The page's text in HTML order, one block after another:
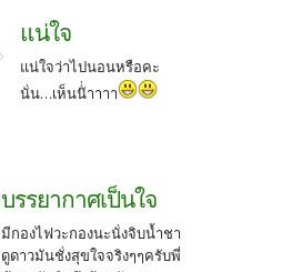
แน่ใจ
แน่ใจว่าไปนอนหรือคะ
นั่น...เห็นน๊่่าาาา
บรรยากาศเป็นใจ
มีกองไฟวะกองนะนั่งจิบน้ำชา
ดูดาวมันชั่งสุขใจจริงๆๆครับพี่